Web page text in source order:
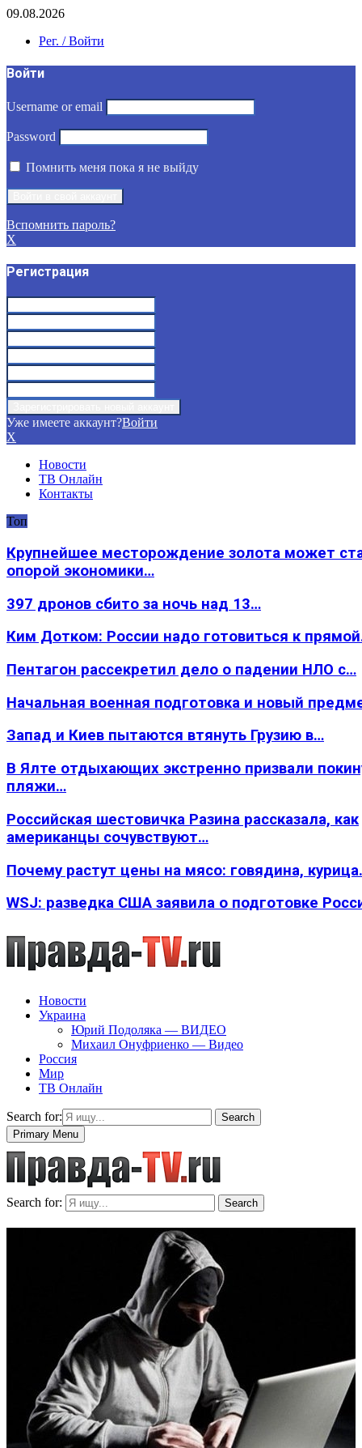
09.08.2026
Рег. / Войти
Войти
Username or email
Password
Помнить меня пока я не выйду
Вспомнить пароль?
X
Регистрация
Уже имеете аккаунт?Войти
X
Новости
ТВ Онлайн
Контакты
Топ
Крупнейшее месторождение золота может
опорой экономики…
397 дронов сбито за ночь над 13…
Ким Дотком: России надо готовиться к
Пентагон рассекретил дело о падении НЛО с…
Начальная военная подготовка и новый
Запад и Киев пытаются втянуть Грузию в…
В Ялте отдыхающих экстренно призвали
пляжи…
Российская шестовичка Разина рассказала, как
американцы сочувствуют…
Почему растут цены на мясо: говядина,
WSJ: разведка США заявила о подготовке
Новости
Украина
Юрий Подоляка — ВИДЕО
Михаил Онуфриенко — Видео
Россия
Мир
ТВ Онлайн
Search for:
Search
Primary Menu
Search for: Search